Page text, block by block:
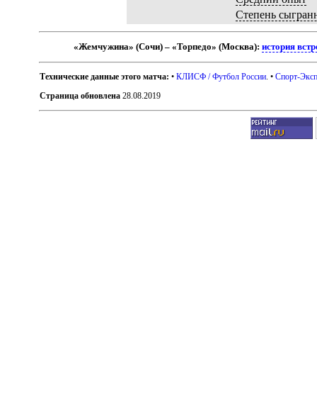
Степень
«Жемчужина» (Сочи) – «Торпедо» (Москва):история
Технические данные этого матча: •КЛИСФ / Футбол России . •Спорт-
Страница обновлена 28.08.2019